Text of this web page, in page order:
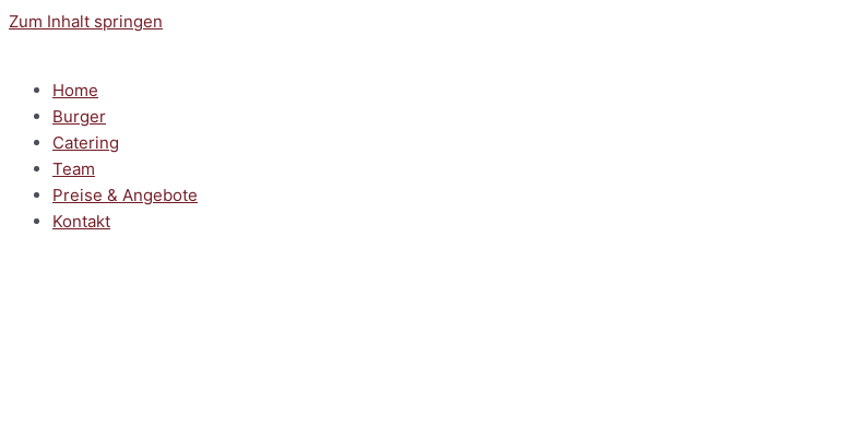
Zum Inhalt springen
Home
Burger
Catering
Team
Preise & Angebote
Kontakt